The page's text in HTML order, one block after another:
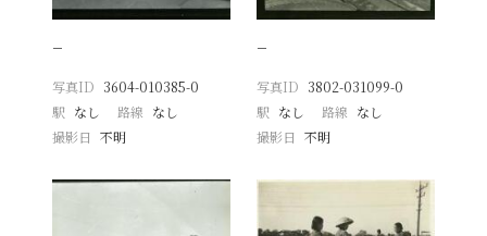
−
写真ID 3604-010385-0
駅 なし 路線 なし
撮影日
不明
−
写真ID 3802-031099-0
駅 なし 路線 なし
撮影日 不明